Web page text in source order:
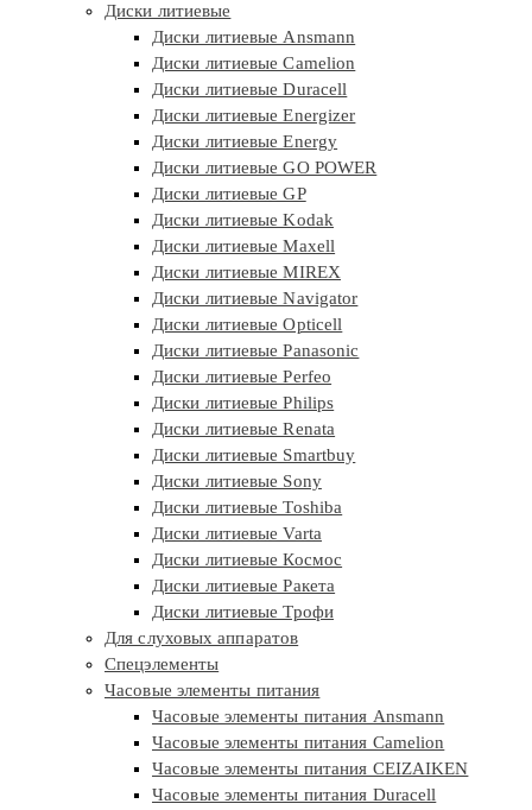
Диски литиевые
Диски литиевые Ansmann
Диски литиевые Camelion
Диски литиевые Duracell
Диски литиевые Energizer
Диски литиевые Energy
Диски литиевые GO POWER
Диски литиевые GP
Диски литиевые Kodak
Диски литиевые Maxell
Диски литиевые MIREX
Диски литиевые Navigator
Диски литиевые Opticell
Диски литиевые Panasonic
Диски литиевые Perfeo
Диски литиевые Philips
Диски литиевые Renata
Диски литиевые Smartbuy
Диски литиевые Sony
Диски литиевые Toshiba
Диски литиевые Varta
Диски литиевые Космос
Диски литиевые Ракета
Диски литиевые Трофи
Для слуховых аппаратов
Спецэлементы
Часовые элементы питания
Часовые элементы питания Ansmann
Часовые элементы питания Camelion
Часовые элементы питания CEIZAIKEN
Часовые элементы питания Duracell